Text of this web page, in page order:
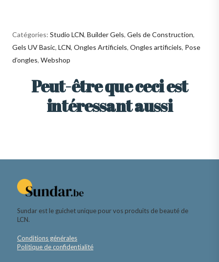
Catégories: Studio LCN, Builder Gels, Gels de Construction,
Gels UV Basic, LCN, Ongles Artificiels, Ongles artificiels, Pose
d’ongles, Webshop
Peut-être que ceci est
intéressant aussi
Sundar est le guichet unique pour vos produits de beauté de
LCN.
Conditions générales
Politique de confidentialité